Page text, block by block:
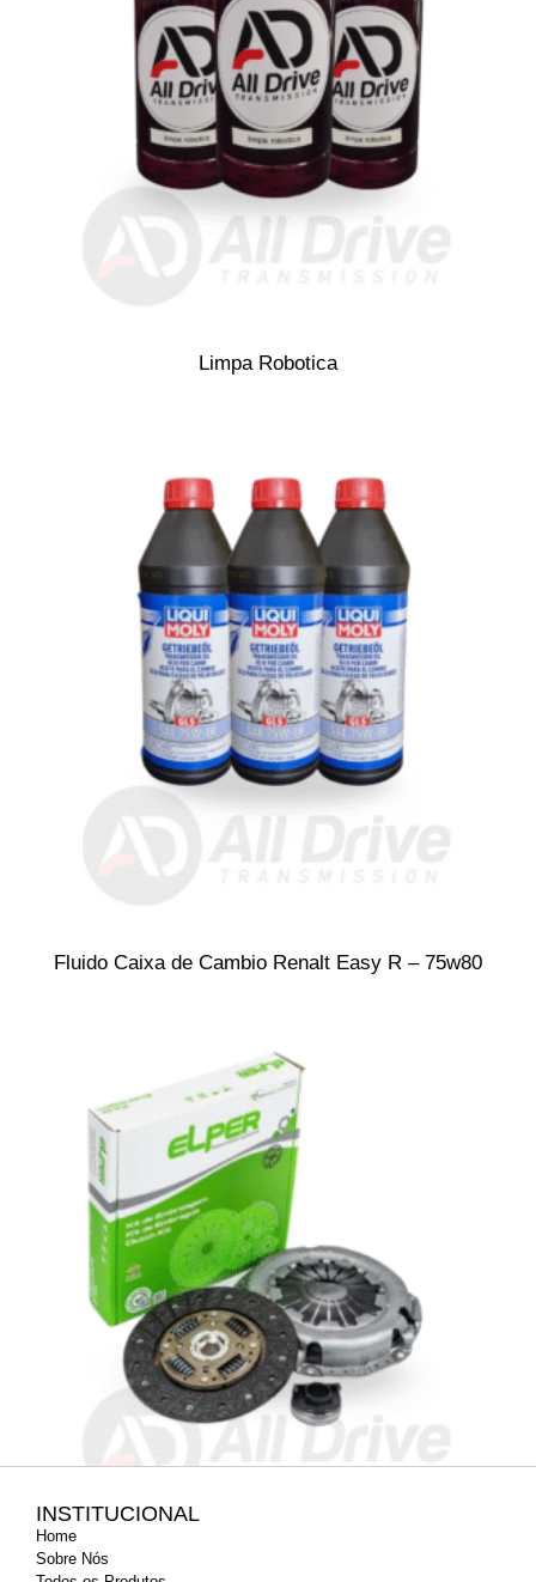
Limpa Robotica
Fluido Caixa de Cambio Renalt Easy R – 75w80
Kit Embreagem Sandero / Logan 1.6 Easy-R
INSTITUCIONAL
Home
Sobre Nós